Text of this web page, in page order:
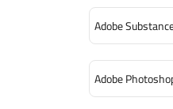
Adobe
Adobe